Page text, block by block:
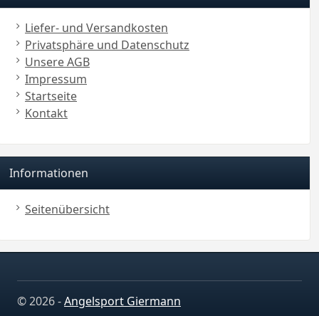
Liefer- und Versandkosten
Privatsphäre und Datenschutz
Unsere AGB
Impressum
Startseite
Kontakt
Informationen
Seitenübersicht
© 2026 -Angelsport Giermann